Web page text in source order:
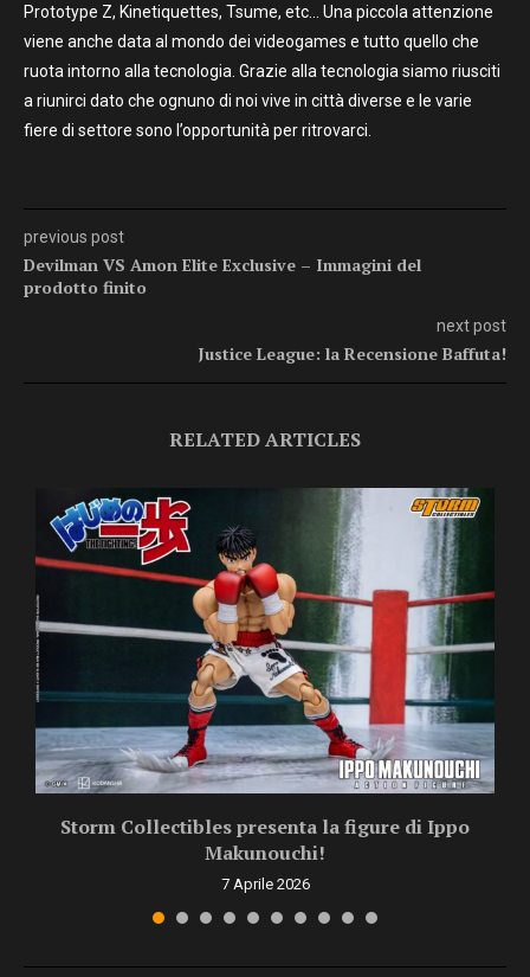
Prototype Z, Kinetiquettes, Tsume, etc… Una piccola attenzione
viene anche data al mondo dei videogames e tutto quello che
ruota intorno alla tecnologia. Grazie alla tecnologia siamo riusciti
a riunirci dato che ognuno di noi vive in città diverse e le varie
fiere di settore sono l’opportunità per ritrovarci.
previous post
Devilman VS Amon Elite Exclusive – Immagini del
prodotto finito
next post
Justice League: la Recensione Baffuta!
RELATED ARTICLES
Storm Collectibles presenta la figure di Ippo
Makunouchi!
7 Aprile 2026